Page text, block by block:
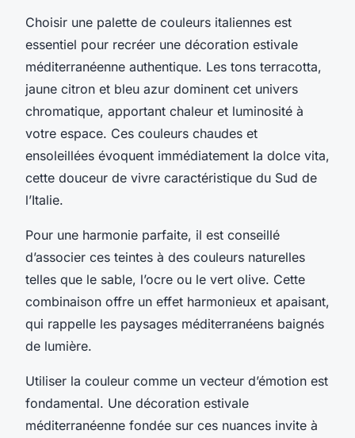
Choisir une palette de couleurs italiennes est
essentiel pour recréer une décoration estivale
méditerranéenne authentique. Les tons terracotta,
jaune citron et bleu azur dominent cet univers
chromatique, apportant chaleur et luminosité à
votre espace. Ces couleurs chaudes et
ensoleillées évoquent immédiatement la dolce vita,
cette douceur de vivre caractéristique du Sud de
l’Italie.
Pour une harmonie parfaite, il est conseillé
d’associer ces teintes à des couleurs naturelles
telles que le sable, l’ocre ou le vert olive. Cette
combinaison offre un effet harmonieux et apaisant,
qui rappelle les paysages méditerranéens baignés
de lumière.
Utiliser la couleur comme un vecteur d’émotion est
fondamental. Une décoration estivale
méditerranéenne fondée sur ces nuances invite à